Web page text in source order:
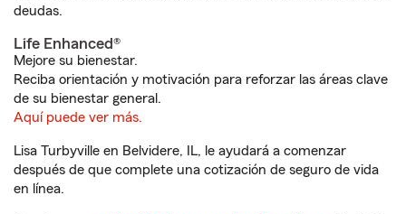
deudas.
Life Enhanced®
Mejore su bienestar.
Reciba orientación y motivación para reforzar las áreas clave
de su bienestar general.
Aquí puede ver más.
Lisa Turbyville en Belvidere, IL, le ayudará a comenzar
después de que complete una cotización de seguro de vida
en línea.